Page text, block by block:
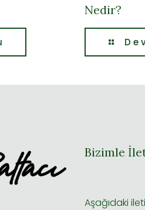
Nedir?
Bizimle
Aşağıdaki